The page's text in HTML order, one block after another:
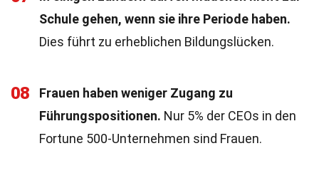
Schule gehen, wenn sie ihre Periode haben.
Dies führt zu erheblichen Bildungslücken.
08
Frauen haben weniger Zugang zu
Führungspositionen. Nur 5% der CEOs in den
Fortune 500-Unternehmen sind Frauen.